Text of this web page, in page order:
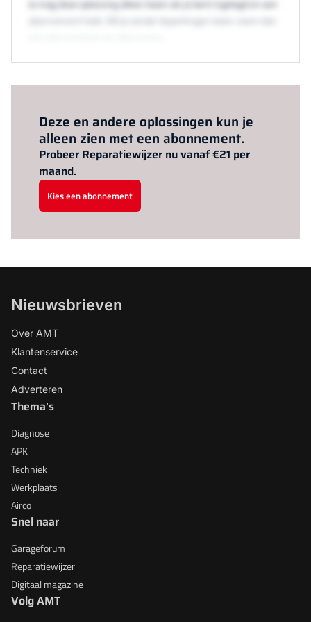
Je mag deze oplossing alleen lezen als je bent ingelogd en een
Deze en andere oplossingen kun je
alleen zien met een abonnement.
Probeer Reparatiewijzer nu vanaf €21 per
maand.
Kies een abonnement
Nieuwsbrieven
Over AMT
Klantenservice
Contact
Adverteren
Thema's
Diagnose
APK
Techniek
Werkplaats
Airco
Snel naar
Garageforum
Reparatiewijzer
Digitaal magazine
Volg AMT